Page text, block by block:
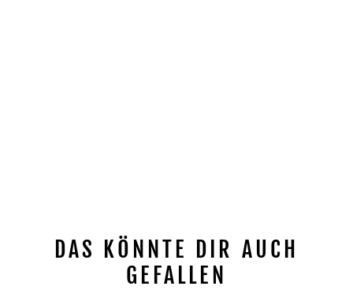
DAS KÖNNTE DIR AUCH
GEFALLEN